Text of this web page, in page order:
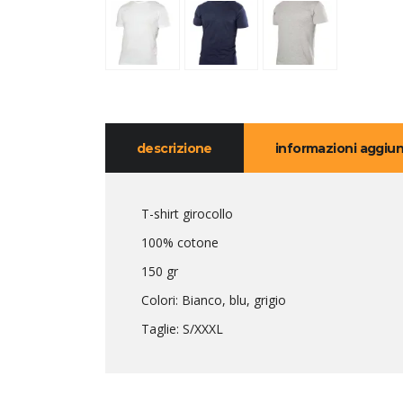
descrizione informazioni
T-shirt girocollo
100% cotone
150 gr
Colori: Bianco, blu, grigio
Taglie: S/XXXL